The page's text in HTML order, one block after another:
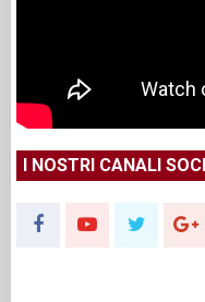
I NOSTRI CANALI